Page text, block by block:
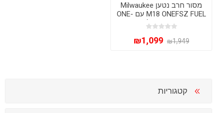
מסור חרב נטען Milwaukee
M18 ONEFSZ FUEL עם ONE-
KEY | גוף בלבד
₪1,949
₪1,099
קטגוריות